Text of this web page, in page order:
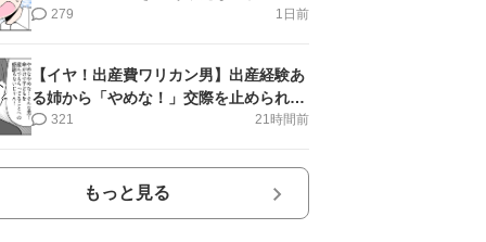
第16話＞#4コマ母道場
1日前
279
【イヤ！出産費ワリカン男】出産経験あ
る姉から「やめな！」交際を止められ＜
第12話＞#4コマ母道場
21時間前
321
もっと見る